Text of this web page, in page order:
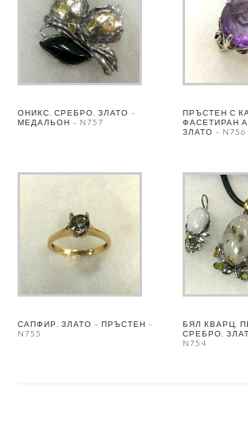
ОНИКС, СРЕБРО, ЗЛАТО –
МЕДАЛЬОН – N757
ПРЪСТЕН С
ФАСЕТИРАН
ЗЛАТО – N756
САПФИР, ЗЛАТО – ПРЪСТЕН –
N755
БЯЛ КВАРЦ,
СРЕБРО,
N754